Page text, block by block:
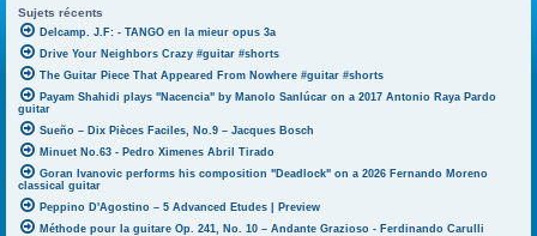
Sujets récents
Delcamp. J.F: - TANGO en la mieur opus 3a
Drive Your Neighbors Crazy #guitar #shorts
The Guitar Piece That Appeared From Nowhere #guitar #shorts
Payam Shahidi plays "Nacencia" by Manolo Sanlúcar on a 2017 Antonio Raya Pardo
guitar
Sueño – Dix Pièces Faciles, No.9 – Jacques Bosch
Minuet No.63 - Pedro Ximenes Abril Tirado
Goran Ivanovic performs his composition "Deadlock" on a 2026 Fernando Moreno
classical guitar
Peppino D'Agostino – 5 Advanced Etudes | Preview
Méthode pour la guitare Op. 241, No. 10 – Andante Grazioso - Ferdinando Carulli